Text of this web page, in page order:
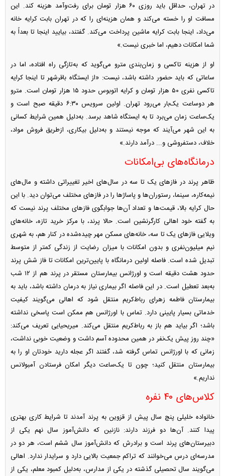
در تهران، حداقل باید روزی ۶۰ هزار تومان برای رفت‌وآمد هزینه کند. این
مسافت او را خسته می‌کند و همان هزینه‌ای را که در تهران بابت کرایه خانه
می‌داد، اینجا بابت کرایه ماشین پرداخت می‌کند. گفتند، بیایید اینجا تا بعداً به
شما امکانات دهیم، اما خبری نیست.»
او از هزینه تاکسی و زمان‌بندی مترو می‌گوید که به‌تازگی راه افتاده، اما در
ساعاتی که باید حضور داشته باشد، نیست: «از ایستگاه باقرشهر تا اینجا کرایه
تاکسی نفری ۵۰ هزار تومان و کرایه اتوبوس حدود ۱۵ هزار تومان است. مترو
هر دوساعت یک‌بار می‌رود تهران. اولین سرویس ۶:۳۰ دقیقه صبح است و
یک‌ساعت زمان می‌برد تا به ایستگاه شاهد برسد. به‌دلیل همین شرایط کسانی
به این شهر می‌آیند که موجه نیستند و به‌دلیل بیکاری، ازطریق فروش مواد،
خلاف، دستفروشی و... درآمد دارند.»
درمانگاه‌های بی‌امکانات
ظاهر پرند در فاز‌های یک تا سه در سال‌های اخیر تغییراتی داشته و مال‌های
نیمه‌کاره، سینما، رستوران‌ها و پاساژ‌ها را در فاز‌های مختلف می‌توان دید. با این
حال کرایه بالا، قیمت‌ها و تعداد آن‌ها جوابگوی فاز‌های مختلف پرند نیست که
به گفته خود اهالی کارگرنشین است. حالا پرند، با مرکز خرید تازه، خانه‌های
ویلایی فاز‌های یک تا سه، خانه‌های مسکن مهر چیده‌شده در کنار هم، به شهری
نیم میلیون‌نفری و بدون امکانات با میزان رضایت از زندگی کمتر از متوسط
تبدیل شده است. فاصله اولین درمانگاه با پایین‌ترین امکانات تا فاز شش پرند
حدود هشت دقیقه است و اورژانس بیمارستان مستقر در پرند هم از ۱۲ شب
به‌بعد تعطیل است. در این فاصله اگر بیماری نیاز به درمان داشته باشد، باید به
بیمارستان فاطمه زهرای رباط‌کریم منتقل شود که اهالی می‌گویند کیفیت
خدماتی بسیار پایینی دارد. تماس با اورژانس هم ممکن است پاسخی نداشته
باشد؛ اگر بیاید هم باز به رباط‌کریم منتقل می‌کند. میریحیایی تعریف می‌کند:
«چند روز پیش یک‌نفر در همین محدوده آسم داشت و وضعیت خوبی نداشت،
زمانی که با اورژانس تماس گرفته شد، گفتند اگر عجله دارید خودتان او را به
بیمارستان منتقل کنید؛ چون تا یک‌ساعت دیگر امکان فرستادن آمبولانس
نداریم.»
کلاس‌های ۴۰ نفره
خانواده خلیلی پنچ سال پیش از قزوین به پرند آمدند تا شرایط کاری بهتری
پیدا کنند. آن‌ها دو فرزند دارند: نازنین که دانش‌آموز سال نهم یکی از
دبیرستان‌های پرند است و برادرش که دانش‌آموز سال ششم است، هر دو در
مدرسه‌ای درس می‌خوانند که تراکم جمعیت بالایی دارد و سرایدار ندارد. اهالی
می‌گویند سال تحصیلی گذشته در یکی از مدارس، به‌دلیل کمبود معلم، یکی از